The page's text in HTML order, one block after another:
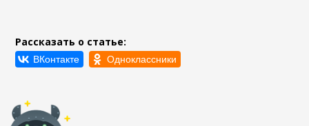
Рассказать о статье: